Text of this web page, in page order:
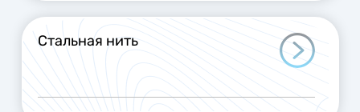
Стальная нить